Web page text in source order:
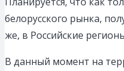
белорусского рынка,
же, в Российские
В данный момент на